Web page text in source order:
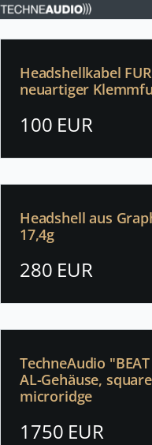
Headshellkabel
neuartiger
100 EUR
Headshell aus
17,4g
280 EUR
TechneAudio
AL-Gehäuse,
microridge
1750 EUR